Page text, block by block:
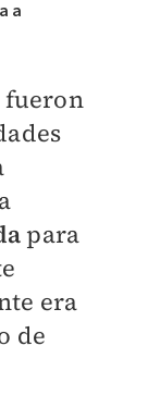
a
fueron
para
era
de